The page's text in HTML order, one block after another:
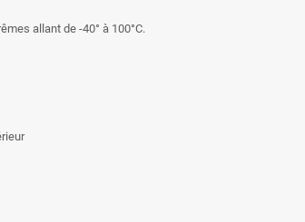
allant de -40° à 100°C.